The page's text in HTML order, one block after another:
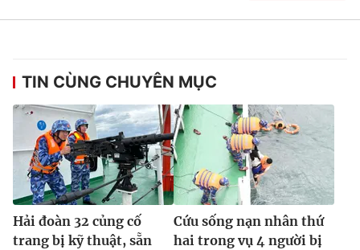
TIN CÙNG CHUYÊN MỤC
Hải đoàn 32 củng cố
trang bị kỹ thuật, sẵn
Cứu sống nạn nhân thứ
hai trong vụ 4 người bị